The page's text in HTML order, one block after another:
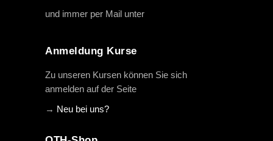
und immer per Mail unter
Anmeldung Kurse
Zu unseren Kursen können Sie sich
anmelden auf der Seite
→ Neu bei uns?